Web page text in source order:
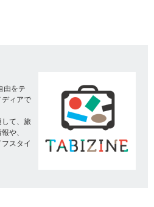
由をテ
ディアで
て、旅
や、
スタイ